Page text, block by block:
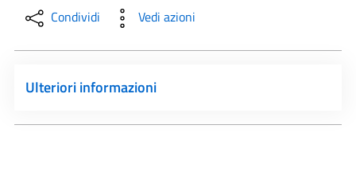
Condividi Vedi azioni
Ulteriori informazioni